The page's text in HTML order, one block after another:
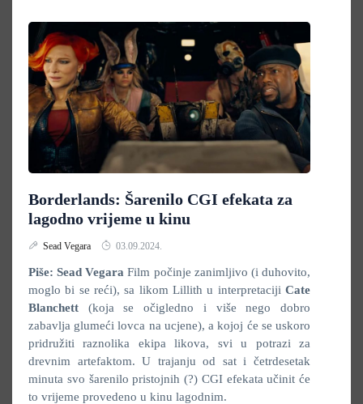
Borderlands: Šarenilo CGI efekata za
lagodno vrijeme u kinu
Sead Vegara 03.09.2024.
Piše: Sead Vegara Film počinje zanimljivo (i duhovito,
moglo bi se reći), sa likom Lillith u interpretaciji Cate
Blanchett (koja se očigledno i više nego dobro
zabavlja glumeći lovca na ucjene), a kojoj će se uskoro
pridružiti raznolika ekipa likova, svi u potrazi za
drevnim artefaktom. U trajanju od sat i četrdesetak
minuta svo šarenilo pristojnih (?) CGI efekata učinit će
to vrijeme provedeno u kinu lagodnim.